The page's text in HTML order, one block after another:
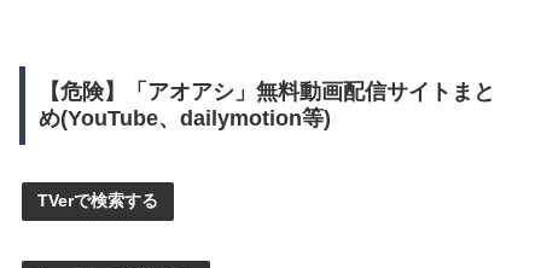
【危険】「アオアシ」無料動画配信サイトまと
め(YouTube、dailymotion等)
TVerで検索する